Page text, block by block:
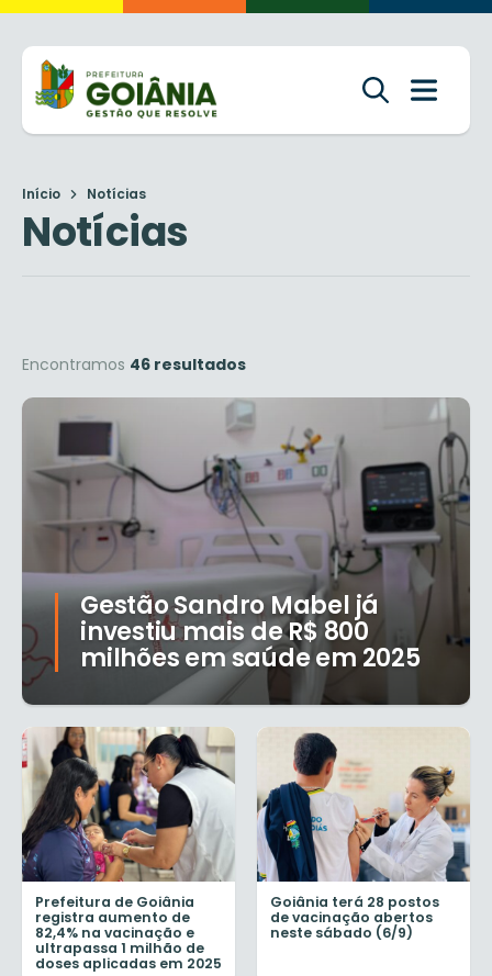
Início Notícias
Notícias
Encontramos 46 resultados
Gestão Sandro Mabel já
investiu mais de R$ 800
milhões em saúde em 2025
Prefeitura de Goiânia
registra aumento de
82,4% na vacinação e
ultrapassa 1 milhão de
doses aplicadas em 2025
Goiânia terá 28 postos
de vacinação abertos
neste sábado (6/9)